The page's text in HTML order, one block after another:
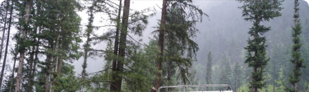
Büyük Yaz İndirimi
0
Günler
00
Hr
00
Min
00
SSK